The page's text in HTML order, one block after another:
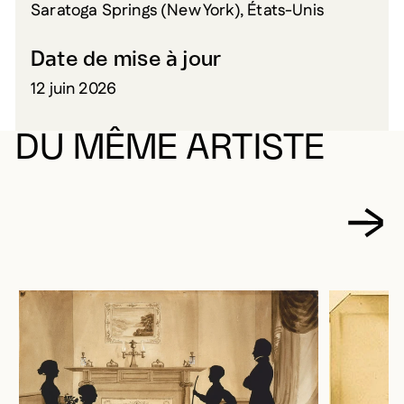
Saratoga Springs (New York), États-Unis
Date de mise à jour
12 juin 2026
DU MÊME ARTISTE